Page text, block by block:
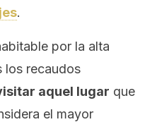
.
por la alta
los recaudos
aquel lugar que
el mayor